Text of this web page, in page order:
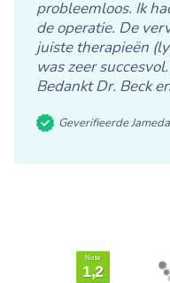
probleemloos. Ik
de operatie. De
juiste therapieën
was zeer
Bedankt Dr. Beck
Geverifieerde
Note
1,2